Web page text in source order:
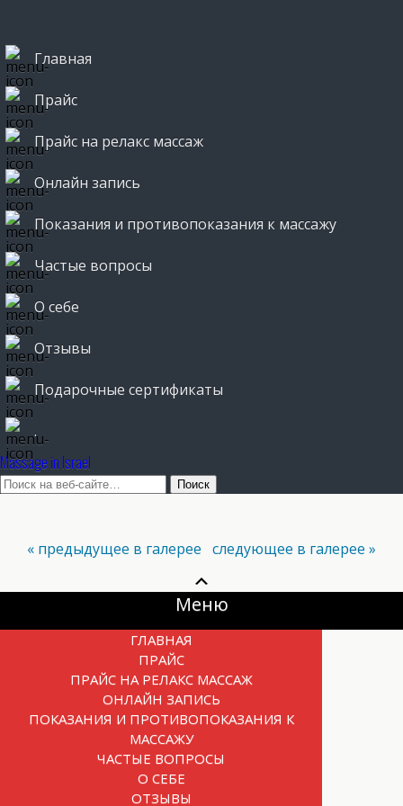
Главная
Прайс
Прайс на релакс массаж
Онлайн запись
Показания и противопоказания к массажу
Частые вопросы
О себе
Отзывы
Подарочные сертификаты
.
Massage in Israel
« предыдущее в галерее следующее в галерее »
вверх
Меню
ГЛАВНАЯ
ПРАЙС
ПРАЙС НА РЕЛАКС МАССАЖ
ОНЛАЙН ЗАПИСЬ
ПОКАЗАНИЯ И ПРОТИВОПОКАЗАНИЯ К
МАССАЖУ
ЧАСТЫЕ ВОПРОСЫ
О СЕБЕ
ОТЗЫВЫ